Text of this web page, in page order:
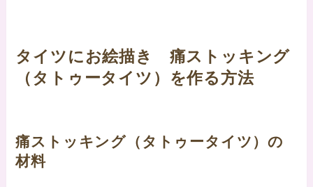
タイツにお絵描き 痛ストッキング
（タトゥータイツ）を作る方法
痛ストッキング（タトゥータイツ）の
材料